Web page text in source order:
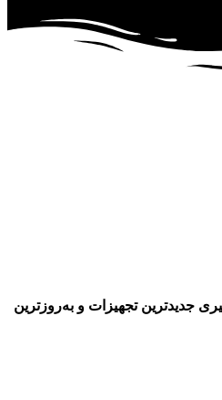
جدیدترین تجهیزات و به‌روزترین